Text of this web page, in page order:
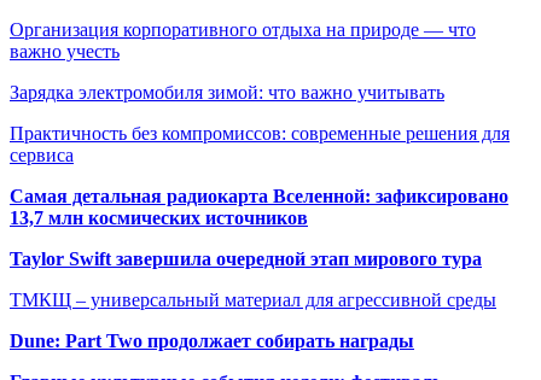
Организация корпоративного отдыха на природе — что
важно учесть
Зарядка электромобиля зимой: что важно учитывать
Практичность без компромиссов: современные решения для
сервиса
Самая детальная радиокарта Вселенной: зафиксировано
13,7 млн космических источников
Taylor Swift завершила очередной этап мирового тура
ТМКЩ – универсальный материал для агрессивной среды
Dune: Part Two продолжает собирать награды